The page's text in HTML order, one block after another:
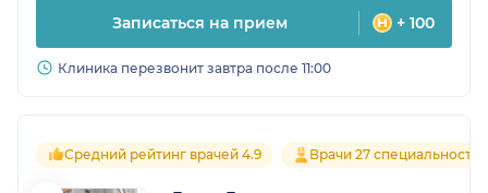
Записаться на прием + 100
Клиника перезвонит завтра после 11:00
Средний рейтинг врачей 4.9 Врачи 27 специальностей